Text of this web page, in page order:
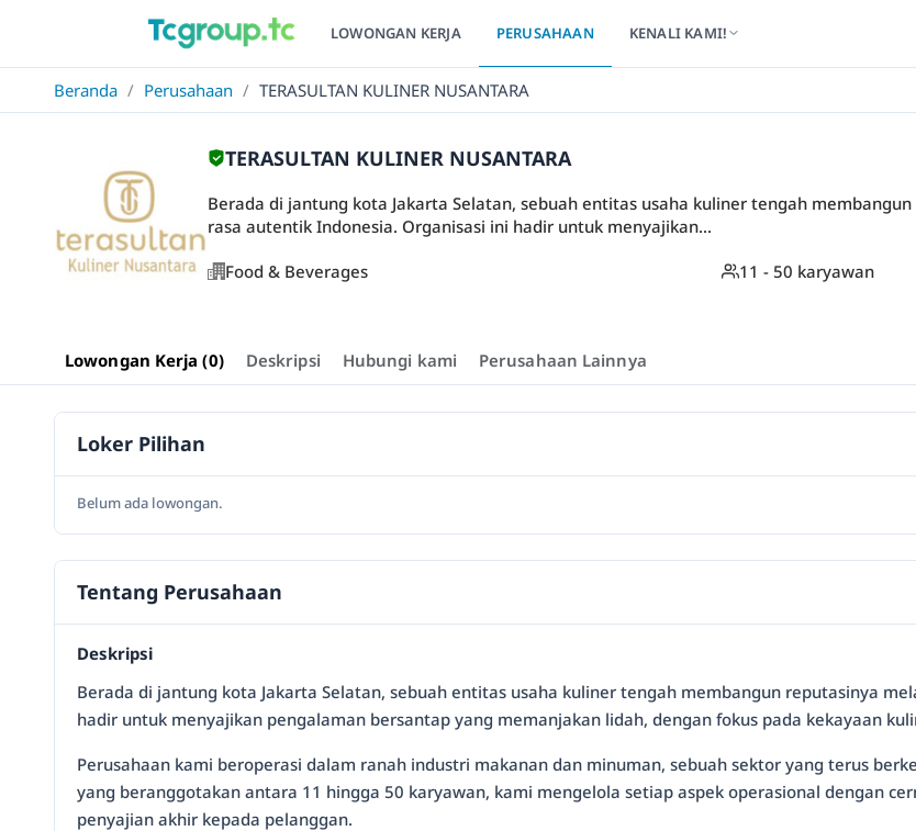
LOWONGAN KERJA PERUSAHAAN KENALI KAMI!
Beranda / Perusahaan / TERASULTAN KULINER NUSANTARA
TERASULTAN KULINER NUSANTARA
Berada di jantung kota Jakarta Selatan, sebuah entitas usaha kuliner tengah
rasa autentik Indonesia. Organisasi ini hadir untuk menyajikan...
Food & Beverages 11 - 50 karyawan
Lowongan Kerja (0) Deskripsi Hubungi kami Perusahaan Lainnya
Loker Pilihan
Belum ada lowongan.
Tentang Perusahaan
Deskripsi
Berada di jantung kota Jakarta Selatan, sebuah entitas usaha kuliner tengah membangun reputasinya
hadir untuk menyajikan pengalaman bersantap yang memanjakan lidah, dengan fokus pada kekayaan
Perusahaan kami beroperasi dalam ranah industri makanan dan minuman, sebuah sektor yang terus
yang beranggotakan antara 11 hingga 50 karyawan, kami mengelola setiap aspek operasional dengan
penyajian akhir kepada pelanggan.